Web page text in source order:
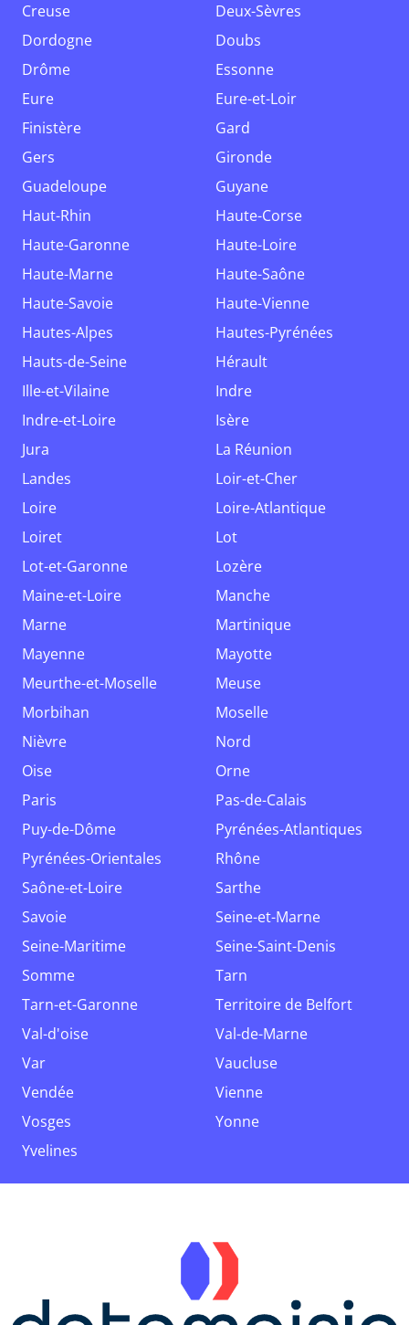
Creuse
Deux-Sèvres
Dordogne
Doubs
Drôme
Essonne
Eure
Eure-et-Loir
Finistère
Gard
Gers
Gironde
Guadeloupe
Guyane
Haut-Rhin
Haute-Corse
Haute-Garonne
Haute-Loire
Haute-Marne
Haute-Saône
Haute-Savoie
Haute-Vienne
Hautes-Alpes
Hautes-Pyrénées
Hauts-de-Seine
Hérault
Ille-et-Vilaine
Indre
Indre-et-Loire
Isère
Jura
La Réunion
Landes
Loir-et-Cher
Loire
Loire-Atlantique
Loiret
Lot
Lot-et-Garonne
Lozère
Maine-et-Loire
Manche
Marne
Martinique
Mayenne
Mayotte
Meurthe-et-Moselle
Meuse
Morbihan
Moselle
Nièvre
Nord
Oise
Orne
Paris
Pas-de-Calais
Puy-de-Dôme
Pyrénées-Atlantiques
Pyrénées-Orientales
Rhône
Saône-et-Loire
Sarthe
Savoie
Seine-et-Marne
Seine-Maritime
Seine-Saint-Denis
Somme
Tarn
Tarn-et-Garonne
Territoire de Belfort
Val-d'oise
Val-de-Marne
Var
Vaucluse
Vendée
Vienne
Vosges
Yonne
Yvelines